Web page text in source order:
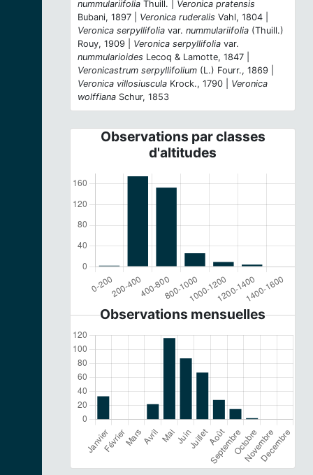
nummulariifolia Thuill. | Veronica pratensis
Bubani, 1897 | Veronica ruderalis Vahl, 1804 |
Veronica serpyllifolia var. nummulariifolia (Thuill.)
Rouy, 1909 | Veronica serpyllifolia var.
nummularioides Lecoq & Lamotte, 1847 |
Veronicastrum serpyllifolium (L.) Fourr., 1869 |
Veronica villosiuscula Krock., 1790 | Veronica
wolffiana Schur, 1853
Observations par classes
d'altitudes
Observations mensuelles